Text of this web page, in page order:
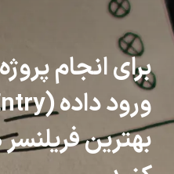
برای انجام
ورود داده (Data Entry)
بهترین فریلنسر